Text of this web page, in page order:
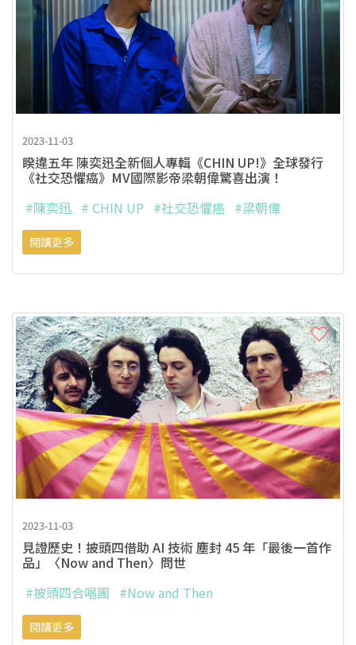
2023-11-03
睽違五年 陳奕迅全新個人專輯《CHIN UP!》全球發行
《社交恐懼癌》MV國際影帝梁朝偉驚喜出演！
#陳奕迅 # CHIN UP #社交恐懼癌 #梁朝偉
閱讀更多
2023-11-03
見證歷史！披頭四借助 AI 技術 塵封 45 年「最後一首作
品」〈Now and Then〉問世
#披頭四合唱團 #Now and Then
閱讀更多